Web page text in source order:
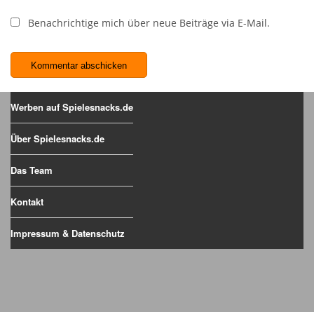
Benachrichtige mich über neue Beiträge via E-Mail.
Werben auf Spielesnacks.de
Über Spielesnacks.de
Das Team
Kontakt
Impressum & Datenschutz